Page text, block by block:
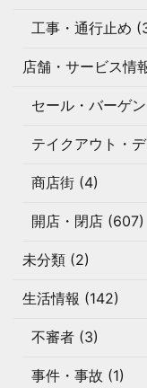
工事・通行止め
店舗・サービス情
セール・バーゲ
テイクアウト・
商店街 (4)
開店・閉店 (607)
未分類 (2)
生活情報 (142)
不審者 (3)
事件・事故 (1)